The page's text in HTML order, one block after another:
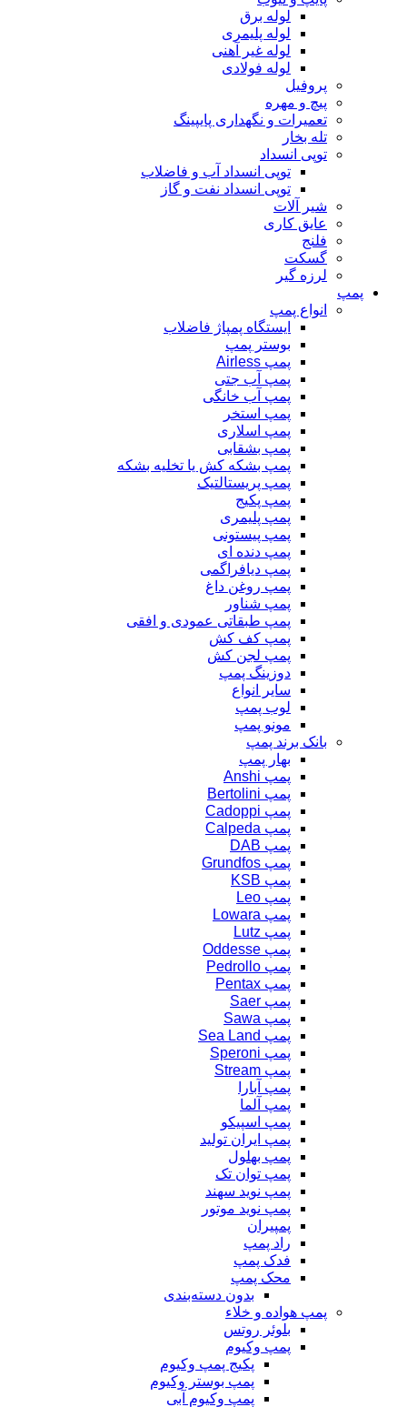
لوله برق
لوله پلیمری
لوله غیر آهنی
لوله فولادی
پروفیل
پیچ و مهره
تعمیرات و نگهداری پایپینگ
تله بخار
توپی انسداد
توپی انسداد آب و فاضلاب
توپی انسداد نفت و گاز
شیر آلات
عایق کاری
فلنج
گسکت
لرزه گیر
پمپ
انواع پمپ
ایستگاه پمپاژ فاضلاب
بوستر پمپ
پمپ Airless
پمپ آب جتی
پمپ آب خانگی
پمپ استخر
پمپ اسلاری
پمپ بشقابی
پمپ بشکه کش یا تخلیه بشکه
پمپ پریستالتیک
پمپ پکیج
پمپ پلیمری
پمپ پیستونی
پمپ دنده ای
پمپ دیافراگمی
پمپ روغن داغ
پمپ شناور
پمپ طبقاتی عمودی و افقی
پمپ کف کش
پمپ لجن کش
دوزینگ پمپ
سایر انواع
لوب پمپ
مونو پمپ
بانک برند پمپ
بهار پمپ
پمپ Anshi
پمپ Bertolini
پمپ Cadoppi
پمپ Calpeda
پمپ DAB
پمپ Grundfos
پمپ KSB
پمپ Leo
پمپ Lowara
پمپ Lutz
پمپ Oddesse
پمپ Pedrollo
پمپ Pentax
پمپ Saer
پمپ Sawa
پمپ Sea Land
پمپ Speroni
پمپ Stream
پمپ آبارا
پمپ آلما
پمپ اسپیکو
پمپ ایران تولید
پمپ بهلول
پمپ توان تک
پمپ نوید سهند
پمپ نوید موتور
پمپیران
راد پمپ
فدک پمپ
محک پمپ
بدون دسته‌بندی
پمپ هواده و خلاء
بلوئر روتس
پمپ وکیوم
پکیج پمپ وکیوم
پمپ بوستر وکیوم
پمپ وکیوم آبی